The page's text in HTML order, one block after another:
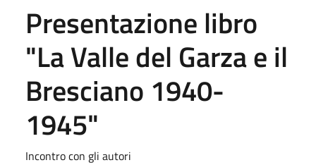
Presentazione libro
"La Valle del Garza e il
Bresciano 1940-
1945"
Incontro con gli autori